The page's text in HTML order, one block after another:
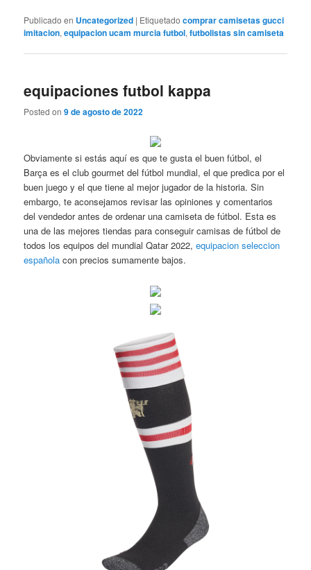
Publicado en Uncategorized | Etiquetado comprar camisetas gucci
imitacion,equipacion ucam murcia futbol,futbolistas sin camiseta
equipaciones futbol kappa
Posted on9 de agosto de 2022
Obviamente si estás aquí es que te gusta el buen fútbol, el
Barça es el club gourmet del fútbol mundial, el que predica por el
buen juego y el que tiene al mejor jugador de la historia. Sin
embargo, te aconsejamos revisar las opiniones y comentarios
del vendedor antes de ordenar una camiseta de fútbol. Esta es
una de las mejores tiendas para conseguir camisas de fútbol de
todos los equipos del mundial Qatar 2022,equipacion seleccion
española con precios sumamente bajos.